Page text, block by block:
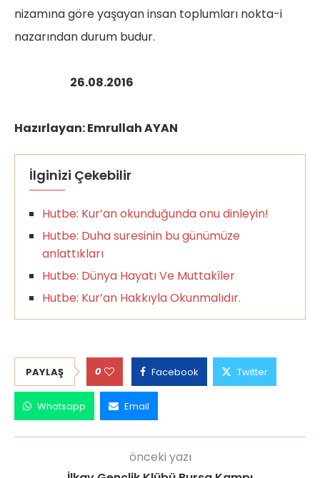
nizamına göre yaşayan insan toplumları nokta-i
nazarından durum budur.
26.08.2016
Hazırlayan: Emrullah AYAN
İlginizi Çekebilir
Hutbe: Kur’an okunduğunda onu dinleyin!
Hutbe: Duha suresinin bu günümüze
anlattıkları
Hutbe: Dünya Hayatı Ve Muttakîler
Hutbe: Kur’an Hakkıyla Okunmalıdır.
PAYLAŞ 0 Facebook Twitter
Whatsapp Email
önceki yazı